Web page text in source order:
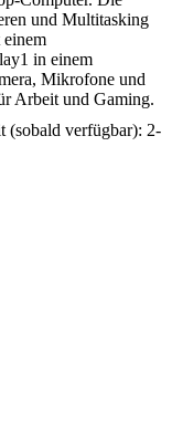
und Multitasking
in einem
Mikrofone und
Arbeit und Gaming.
(sobald verfügbar): 2-